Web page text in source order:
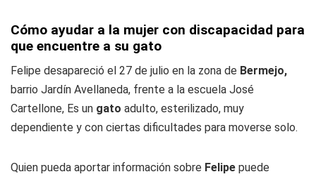
Cómo ayudar a la mujer con discapacidad para
que encuentre a su gato
Felipe desapareció el 27 de julio en la zona de Bermejo,
barrio Jardín Avellaneda, frente a la escuela José
Cartellone, Es un gato adulto, esterilizado, muy
dependiente y con ciertas dificultades para moverse solo.
Quien pueda aportar información sobre Felipe puede